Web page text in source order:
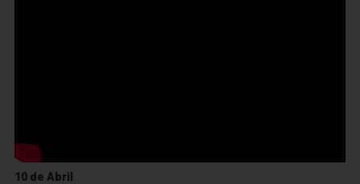
10 de Abril